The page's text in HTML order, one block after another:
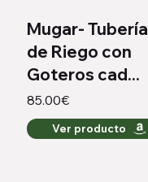
Mugar- Tubería
de Riego con
Goteros cad...
85.00€
Ver producto